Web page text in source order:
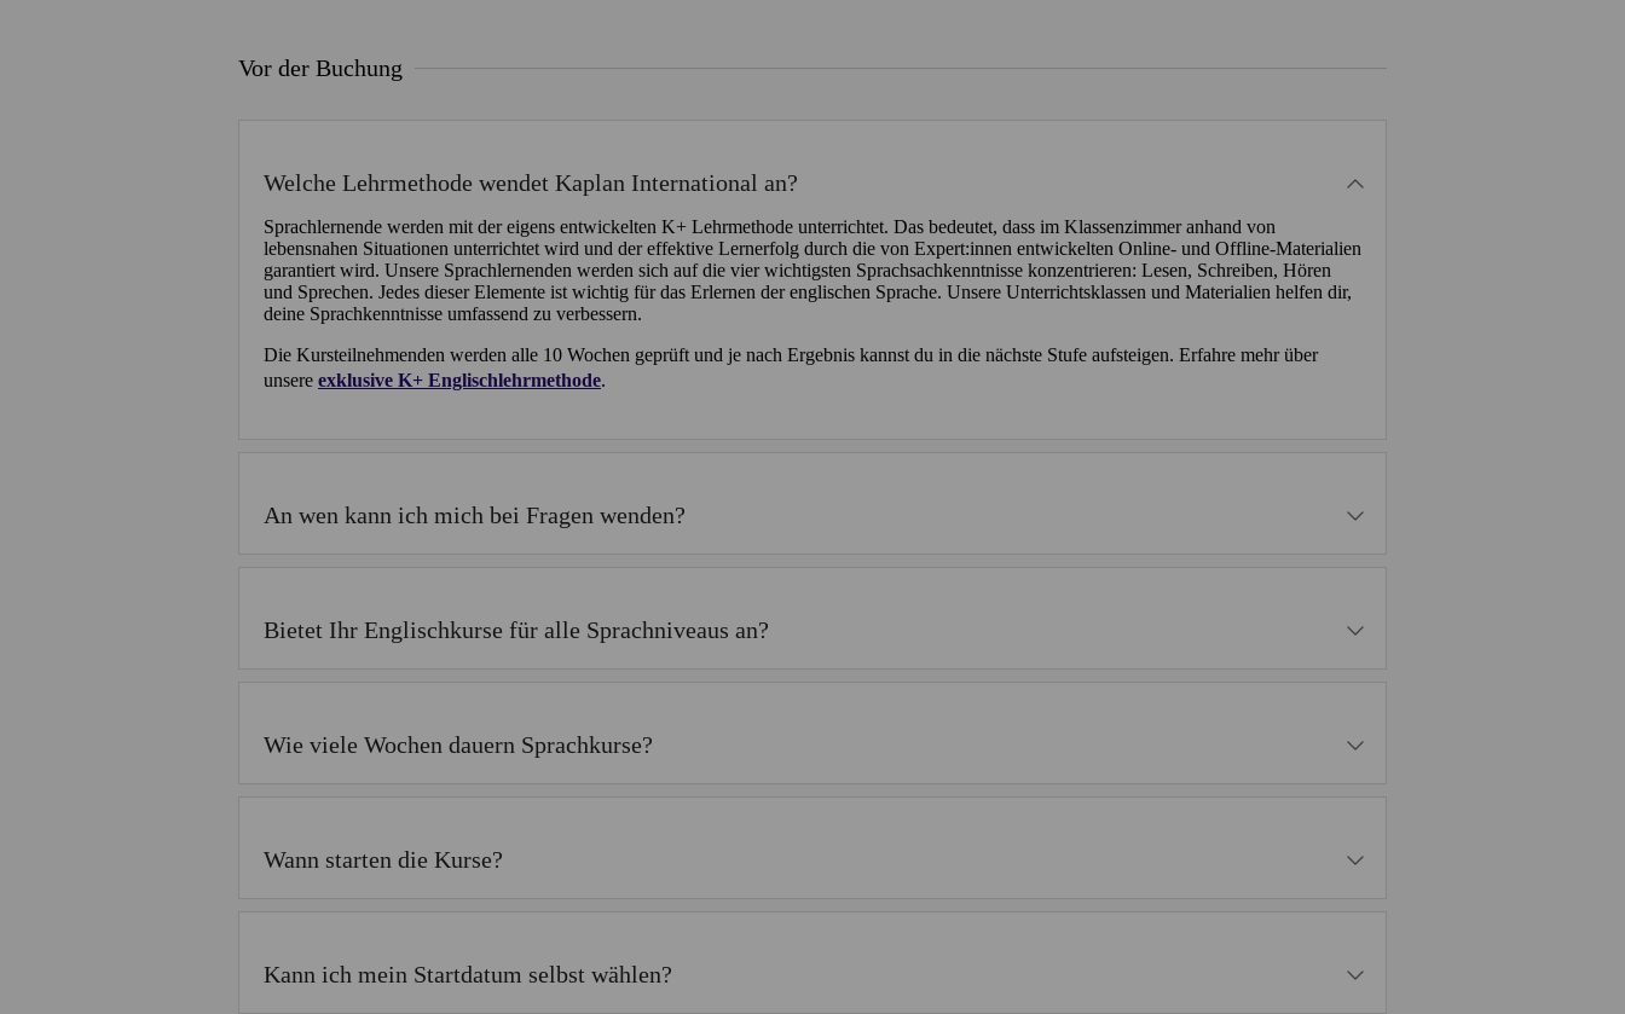
Vor der Buchung
Welche Lehrmethode wendet Kaplan International an?
Sprachlernende werden mit der eigens entwickelten K+ Lehrmethode unterrichtet. Das bedeutet, dass im Klassenzimmer anhand von
lebensnahen Situationen unterrichtet wird und der effektive Lernerfolg durch die von Expert:innen entwickelten Online- und Offline-Materialien
garantiert wird. Unsere Sprachlernenden werden sich auf die vier wichtigsten Sprachsachkenntnisse konzentrieren: Lesen, Schreiben, Hören
und Sprechen. Jedes dieser Elemente ist wichtig für das Erlernen der englischen Sprache. Unsere Unterrichtsklassen und Materialien helfen dir,
deine Sprachkenntnisse umfassend zu verbessern.
Die Kursteilnehmenden werden alle 10 Wochen geprüft und je nach Ergebnis kannst du in die nächste Stufe aufsteigen. Erfahre mehr über
unsere exklusive K+ Englischlehrmethode.
An wen kann ich mich bei Fragen wenden?
Bietet Ihr Englischkurse für alle Sprachniveaus an?
Wie viele Wochen dauern Sprachkurse?
Wann starten die Kurse?
Kann ich mein Startdatum selbst wählen?